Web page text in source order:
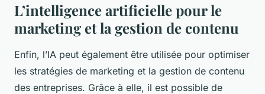
L’intelligence artificielle pour le
marketing et la gestion de contenu
Enfin, l’IA peut également être utilisée pour optimiser
les stratégies de marketing et la gestion de contenu
des entreprises. Grâce à elle, il est possible de